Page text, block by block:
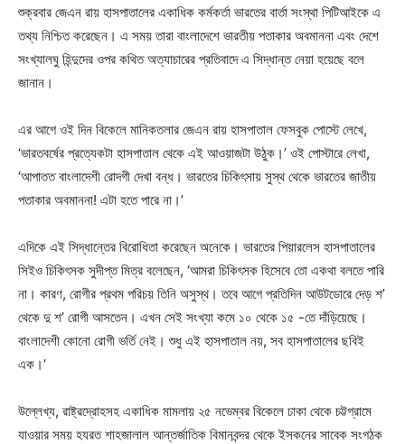
শুক্রবার জেএন রায় হাসপাতালের একাধিক কর্মকর্তা ভারতের বার্তা সংস্থা পিটিআইকে এ
তথ্য নিশ্চিত করেছেন। এ সময় তারা বাংলাদেশে ভারতীয় পতাকার অবমাননা এবং দেশে
সংখ্যালঘু হিন্দুদের ওপর কথিত অত্যাচারের প্রতিবাদে এ সিদ্ধান্ত নেয়া হয়েছে বলে
জানান।
এর আগে ওই দিন বিকেলে মানিকতলার জেএন রায় হাসপাতাল ফেসবুক পোস্টে লেখে,
‘ভারতবর্ষের প্রত্যেকটা হাসপাতাল থেকে এই আওয়াজটা উঠুক।’ ওই পোস্টারে লেখা,
‘আপাতত বাংলাদেশী রোদগী দেখা বন্ধ। ভারতের চিকিৎসায় সুস্থ থেকে ভারতের জাতীয়
পতাকার অবমাননা! এটা হতে পারে না।’
এদিকে এই সিদ্ধান্তের বিরোধিতা করেছেন অনেকে। ভারতের পিয়ারলেস হাসপাতালের
সিইও চিকিৎসক সুদীপ্ত মিত্র বলেছেন, ‘আমরা চিকিৎসক হিসেবে তো একথা বলতে পারি
না। কারণ, রোগীর প্রথম পরিচয় তিনি অসুস্থ। তবে আগে প্রতিদিন আউটডোরে দেড় শ’
থেকে দু শ’ রোগী আসতেন। এখন সেই সংখ্যা কমে ১০ থেকে ১৫ -তে দাঁড়িয়েছে।
বাংলাদেশী কোনো রোগী ভর্তি নেই। শুধু এই হাসপাতাল নয়, সব হাসপাতালের ছবিই
এক।’
উল্লেখ্য, রাষ্ট্রদ্রোহসহ একাধিক মামলায় ২৫ নভেম্বর বিকেলে ঢাকা থেকে চট্টগ্রামে
যাওয়ার সময় হযরত শাহজালাল আন্তর্জাতিক বিমানবন্দর থেকে ইসকনের সাবেক সংগঠক